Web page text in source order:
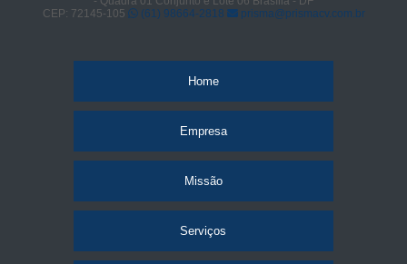
CEP: 72145-105
(61) 98664-2818 prisma@prismacv.com.br
Home
Empresa
Missão
Serviços